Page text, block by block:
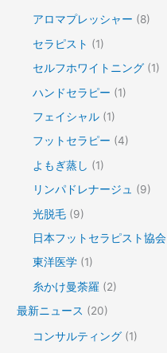
アロマプレッシャー (8)
セラピスト (1)
セルフホワイトニング (1)
ハンドセラピー (1)
フェイシャル (1)
フットセラピー (4)
よもぎ蒸し (1)
リンパドレナージュ (9)
光脱毛 (9)
日本フットセラピスト協会
東洋医学 (1)
糸かけ曼荼羅 (2)
最新ニュース (20)
コンサルティング (1)